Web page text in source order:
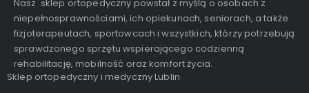
Nasz sklep ortopedyczny powstał z myślą o osobach z
niepełnosprawnościami, ich opiekunach, seniorach, a także
fizjoterapeutach, sportowcach i wszystkich, którzy potrzebują
sprawdzonego sprzętu wspierającego codzienną
rehabilitację, mobilność oraz komfort życia.
Sklep ortopedyczny i medyczny Lublin